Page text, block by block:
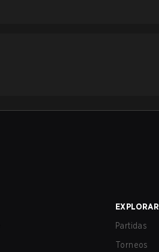
EXPLORAR
Partidas
Torneos